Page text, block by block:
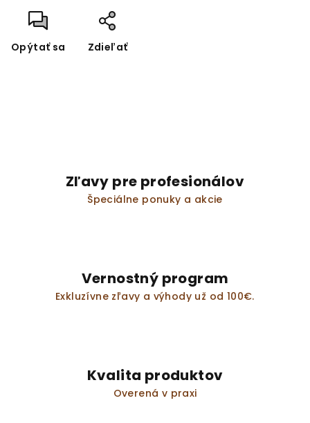
Opýtať sa Zdieľať
Zľavy pre profesionálov
Špeciálne ponuky a akcie
Vernostný program
Exkluzívne zľavy a výhody už od 100€.
Kvalita produktov
Overená v praxi